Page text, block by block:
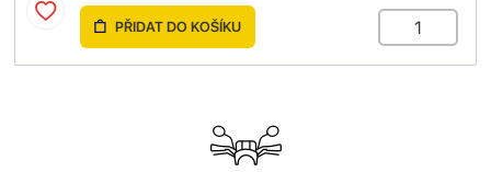
PŘIDAT DO KOŠÍKU